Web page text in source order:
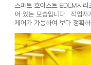
스마트 호이스트 EDLM시
어 있는 모습입니다. 작업자
제어가 가능하여 보다 정확